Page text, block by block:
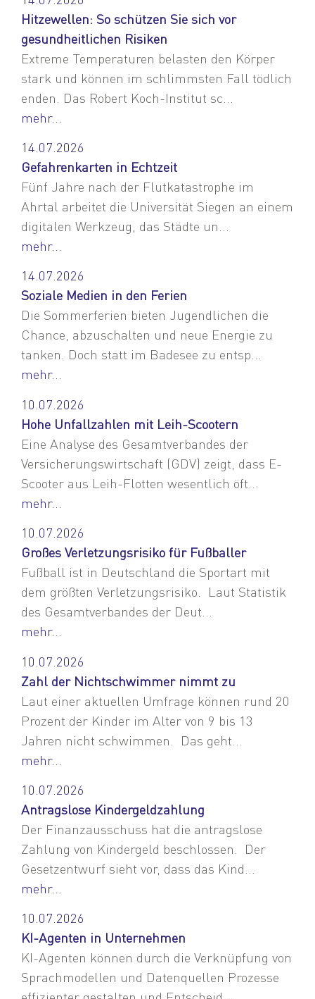
Hitzewellen: So schützen Sie sich vor
gesundheitlichen Risiken
Extreme Temperaturen belasten den Körper
stark und können im schlimmsten Fall tödlich
enden. Das Robert Koch-Institut sc...
mehr...
14.07.2026
Gefahrenkarten in Echtzeit
Fünf Jahre nach der Flutkatastrophe im
Ahrtal arbeitet die Universität Siegen an einem
digitalen Werkzeug, das Städte un...
mehr...
14.07.2026
Soziale Medien in den Ferien
Die Sommerferien bieten Jugendlichen die
Chance, abzuschalten und neue Energie zu
tanken. Doch statt im Badesee zu entsp...
mehr...
10.07.2026
Hohe Unfallzahlen mit Leih-Scootern
Eine Analyse des Gesamtverbandes der
Versicherungswirtschaft (GDV) zeigt, dass E-
Scooter aus Leih-Flotten wesentlich öft...
mehr...
10.07.2026
Großes Verletzungsrisiko für Fußballer
Fußball ist in Deutschland die Sportart mit
dem größten Verletzungsrisiko. Laut Statistik
des Gesamtverbandes der Deut...
mehr...
10.07.2026
Zahl der Nichtschwimmer nimmt zu
Laut einer aktuellen Umfrage können rund 20
Prozent der Kinder im Alter von 9 bis 13
Jahren nicht schwimmen. Das geht...
mehr...
10.07.2026
Antragslose Kindergeldzahlung
Der Finanzausschuss hat die antragslose
Zahlung von Kindergeld beschlossen. Der
Gesetzentwurf sieht vor, dass das Kind...
mehr...
10.07.2026
KI-Agenten in Unternehmen
KI-Agenten können durch die Verknüpfung von
Sprachmodellen und Datenquellen Prozesse